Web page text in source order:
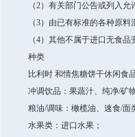
（2）有关部门公告或列入允
（3）由已有标准的各种原料
（4）其他不属于进口无食品
种类
比利时 和情焦糖饼干休闲食
冲调饮品：果蔬汁、纯净/矿
粮油/调味：橄榄油、速食/面
水果类：进口水果；